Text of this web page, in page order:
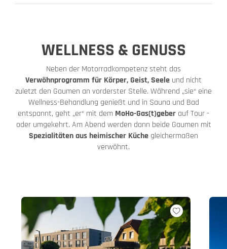
WELLNESS & GENUSS
Neben der Motorradkompetenz steht das
Verwöhnprogramm für Körper, Geist, Seele und nicht
zuletzt den Gaumen an vorderster Stelle. Während „sie“ eine
Wellness-Behandlung genießt und in Sauna und Bad
entspannt, geht „er“ mit dem MoHo-Gas(t)geber auf Tour -
oder umgekehrt. Am Abend werden dann beide Gaumen mit
Spezialitäten aus heimischer Küche gleichermaßen
verwöhnt.